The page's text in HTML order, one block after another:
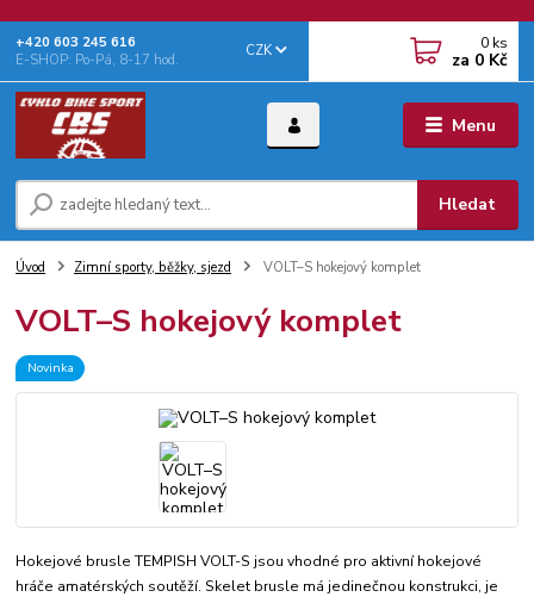
Menu
CZK
Hledat
+‭420 603 245 616‬
E-SHOP: Po-Pá, 8-17 hod.
0 ks
za 0 Kč
Úvod Zimní sporty, běžky, sjezd VOLT–S hokejový komplet
VOLT–S hokejový komplet
Novinka
Hokejové brusle TEMPISH VOLT-S jsou vhodné pro aktivní hokejové
hráče amatérských soutěží. Skelet brusle má jedinečnou konstrukci, je